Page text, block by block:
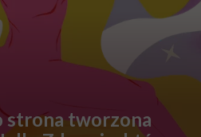
tworzona